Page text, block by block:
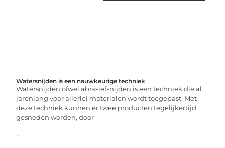
Watersnijden is een nauwkeurige techniek
Watersnijden ofwel abrasiefsnijden is een techniek die al
jarenlang voor allerlei materialen wordt toegepast. Met
deze techniek kunnen er twee producten tegelijkertijd
gesneden worden, door
...